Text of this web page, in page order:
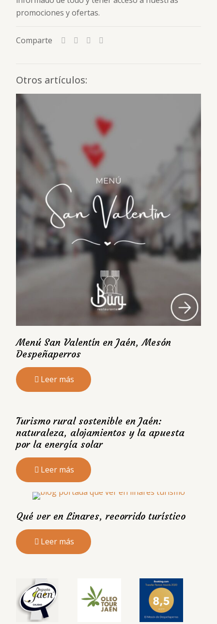
promociones y ofertas.
Comparte
Otros artículos:
Menú San Valentín en Jaén, Mesón
Despeñaperros
Leer más
Turismo rural sostenible en Jaén:
naturaleza, alojamientos y la apuesta
por la energía solar
Leer más
Qué ver en Linares, recorrido turístico
Leer más